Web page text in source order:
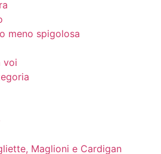
meno spigolosa
voi
Maglioni e Cardigan